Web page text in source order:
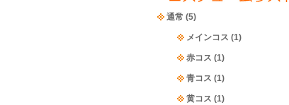
通常 (5)
メインコス (1)
赤コス (1)
青コス (1)
黄コス (1)